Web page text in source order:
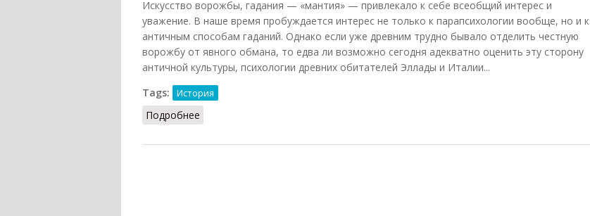
Искусство ворожбы, гадания — «мантия» — привлекало к себе всеобщий интерес и
уважение. В наше время пробуждается интерес не только к парапсихологии вообще, но и к
античным способам гаданий. Однако если уже древним трудно бывало отделить честную
ворожбу от явного обмана, то едва ли возможно сегодня адекватно оценить эту сторону
античной культуры, психологии древних обитателей Эллады и Италии...
Tags:
История
Подробнее